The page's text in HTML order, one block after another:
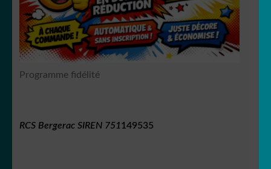
Programme fidélité
RCS Bergerac SIREN 751149535